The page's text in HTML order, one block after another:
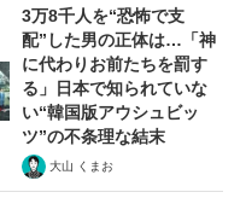
3万8千人を“恐怖で支
配”した男の正体は…「神
に代わりお前たちを罰す
る」日本で知られていな
い“韓国版アウシュビッ
ツ”の不条理な結末
大山 くまお